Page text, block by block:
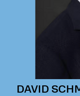
DAVID